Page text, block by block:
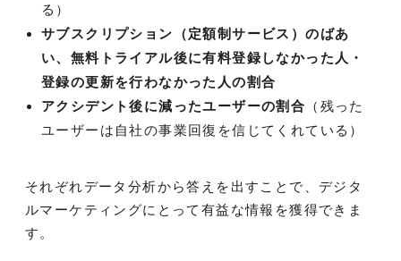
る）
サブスクリプション（定額制サービス）のばあ
い、無料トライアル後に有料登録しなかった人・
登録の更新を行わなかった人の割合
アクシデント後に減ったユーザーの割合 （残った
ユーザーは自社の事業回復を信じてくれている）
それぞれデータ分析から答えを出すことで、デジタ
ルマーケティングにとって有益な情報を獲得できま
す。